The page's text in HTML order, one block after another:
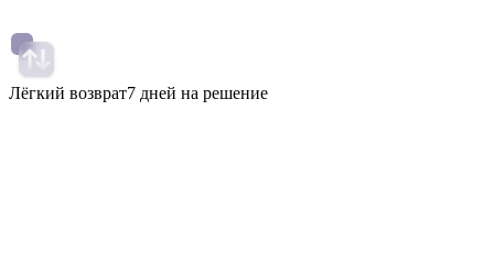
Лёгкий возврат7 дней на решение